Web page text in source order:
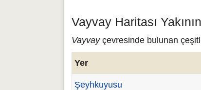
Vayvay Haritası
Vayvayçevresinde bulunan
Yer
Şeyhkuyusu